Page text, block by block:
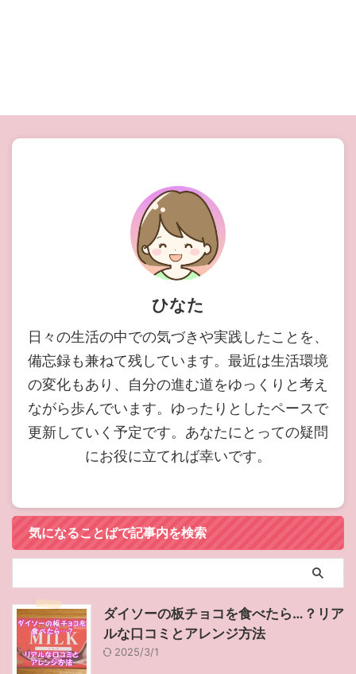
ひなた
日々の生活の中での気づきや実践したことを、
備忘録も兼ねて残しています。最近は生活環境
の変化もあり、自分の進む道をゆっくりと考え
ながら歩んでいます。ゆったりとしたペースで
更新していく予定です。あなたにとっての疑問
にお役に立てれば幸いです。
気になることばで記事内を検索
ダイソーの板チョコを食べたら…？リア
ルな口コミとアレンジ方法
2025/3/1